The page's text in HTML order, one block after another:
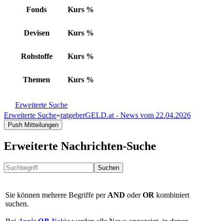
Fonds Kurs %
Devisen Kurs %
Rohstoffe Kurs %
Themen Kurs %
Erweiterte Suche
Erweiterte Suche»ratgeberGELD.at - News vom 22.04.2026
Push Mitteilungen
Erweiterte Nachrichten-Suche
Suchen
Sie können mehrere Begriffe per AND oderOR kombiniert
suchen.